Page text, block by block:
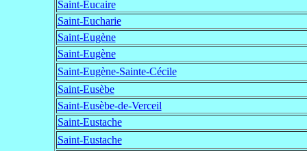
Saint-Eucaire
Saint-Eucharie
Saint-Eugène
Saint-Eugène
Saint-Eugène-Sainte-Cécile
Saint-Eusèbe
Saint-Eusèbe-de-Verceil
Saint-Eustache
Saint-Eustache